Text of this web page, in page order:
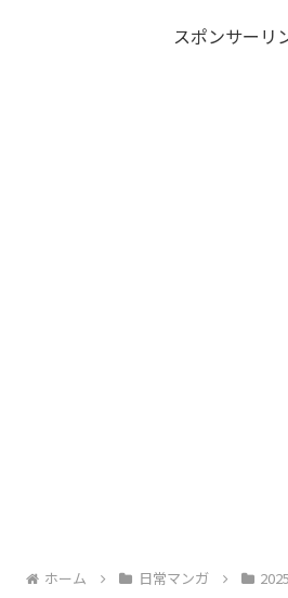
スポンサーリ
ホーム 日常マンガ